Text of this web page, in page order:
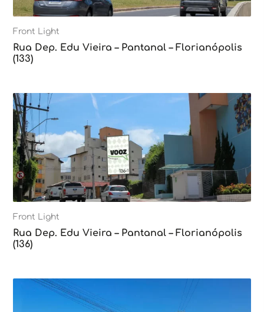
Front Light
Rua Dep. Edu Vieira – Pantanal – Florianópolis
(133)
Front Light
Rua Dep. Edu Vieira – Pantanal – Florianópolis
(136)